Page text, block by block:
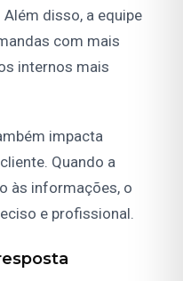
disso, a equipe
com mais
internos mais
impacta
Quando a
às informações, o
e profissional.